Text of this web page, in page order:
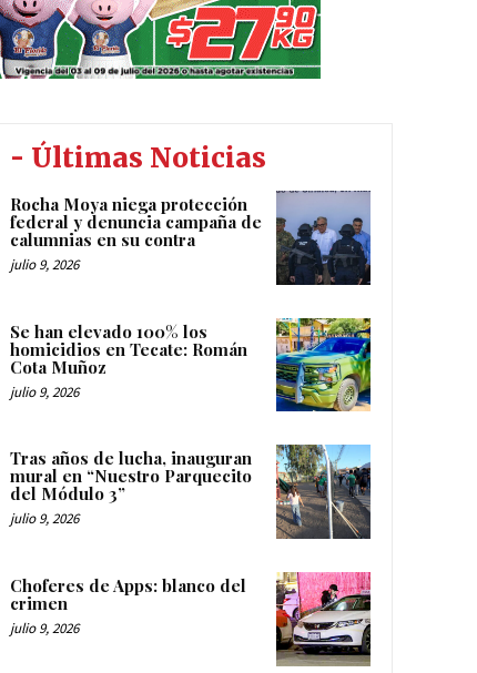
- Últimas Noticias
Rocha Moya niega protección
federal y denuncia campaña de
calumnias en su contra
julio 9, 2026
Se han elevado 100% los
homicidios en Tecate: Román
Cota Muñoz
julio 9, 2026
Tras años de lucha, inauguran
mural en “Nuestro Parquecito
del Módulo 3”
julio 9, 2026
Choferes de Apps: blanco del
crimen
julio 9, 2026